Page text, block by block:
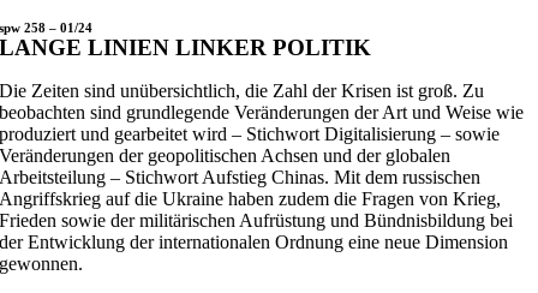
spw 258 – 01/24
LANGE LINIEN LINKER POLITIK
Die Zeiten sind unübersichtlich, die Zahl der Krisen ist groß. Zu
beobachten sind grundlegende Veränderungen der Art und Weise wie
produziert und gearbeitet wird – Stichwort Digitalisierung – sowie
Veränderungen der geopolitischen Achsen und der globalen
Arbeitsteilung – Stichwort Aufstieg Chinas. Mit dem russischen
Angriffskrieg auf die Ukraine haben zudem die Fragen von Krieg,
Frieden sowie der militärischen Aufrüstung und Bündnisbildung bei
der Entwicklung der internationalen Ordnung eine neue Dimension
gewonnen.